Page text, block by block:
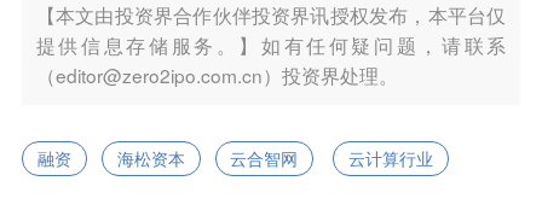
【本文由投资界合作伙伴投资界讯授权发布，本平台仅
提供信息存储服务。】如有任何疑问题，请联系
（editor@zero2ipo.com.cn）投资界处理。
融资 海松资本 云合智网 云计算行业